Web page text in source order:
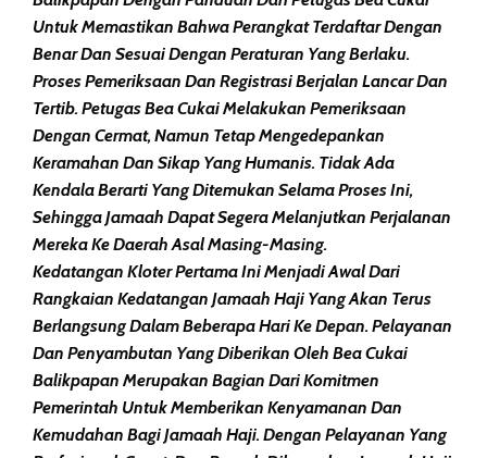
Untuk Memastikan Bahwa Perangkat Terdaftar Dengan
Benar Dan Sesuai Dengan Peraturan Yang Berlaku.
Proses Pemeriksaan Dan Registrasi Berjalan Lancar Dan
Tertib. Petugas Bea Cukai Melakukan Pemeriksaan
Dengan Cermat, Namun Tetap Mengedepankan
Keramahan Dan Sikap Yang Humanis. Tidak Ada
Kendala Berarti Yang Ditemukan Selama Proses Ini,
Sehingga Jamaah Dapat Segera Melanjutkan Perjalanan
Mereka Ke Daerah Asal Masing-Masing.
Kedatangan Kloter Pertama Ini Menjadi Awal Dari
Rangkaian Kedatangan Jamaah Haji Yang Akan Terus
Berlangsung Dalam Beberapa Hari Ke Depan. Pelayanan
Dan Penyambutan Yang Diberikan Oleh Bea Cukai
Balikpapan Merupakan Bagian Dari Komitmen
Pemerintah Untuk Memberikan Kenyamanan Dan
Kemudahan Bagi Jamaah Haji. Dengan Pelayanan Yang